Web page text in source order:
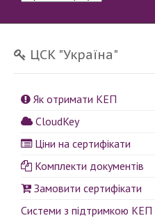
ЦСК "Україна"
Як отримати КЕП
CloudKey
Ціни на сертифікати
Комплекти документів
Замовити сертифікати
Системи з підтримкою КЕП